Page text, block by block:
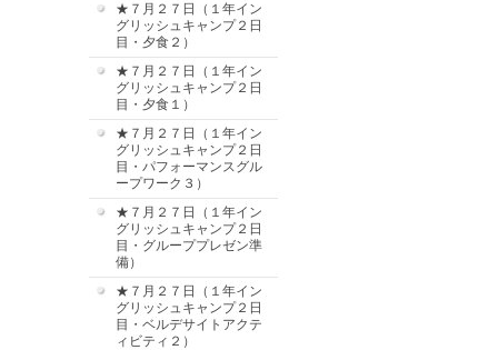
★７月２７日（１年イン
グリッシュキャンプ２日
目・夕食２）
★７月２７日（１年イン
グリッシュキャンプ２日
目・夕食１）
★７月２７日（１年イン
グリッシュキャンプ２日
目・パフォーマンスグル
ープワーク３）
★７月２７日（１年イン
グリッシュキャンプ２日
目・グループプレゼン準
備）
★７月２７日（１年イン
グリッシュキャンプ２日
目・ベルデサイトアクテ
ィビティ２）